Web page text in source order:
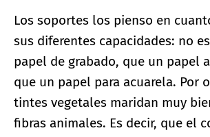
Los soportes los pienso en
sus diferentes capacidades: no
papel de grabado, que un papel
que un papel para acuarela. Por
tintes vegetales maridan muy
fibras animales. Es decir, que el